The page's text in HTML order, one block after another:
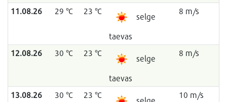
11.08.26 29 °C 23 °C
selge
taevas
8 m/s
12.08.26 30 °C 23 °C
selge
taevas
8 m/s
13.08.26 30 °C 23 °C 10 m/s